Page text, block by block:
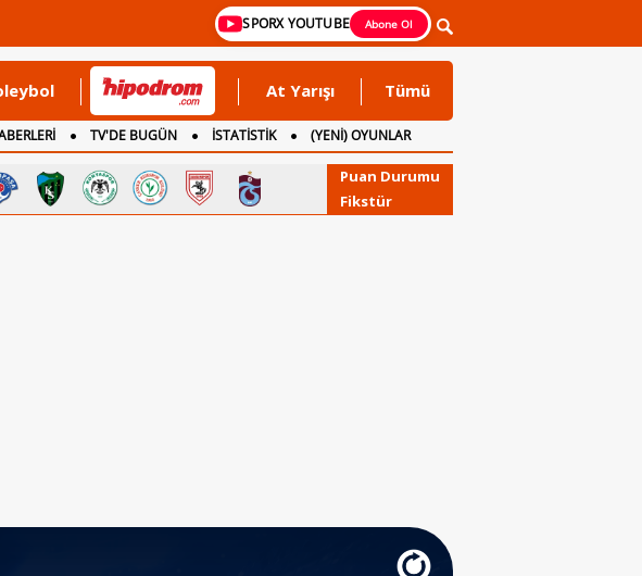
SPORX YOUTUBE Abone Ol
At Yarışı Tümü
TV'DE BUGÜN İSTATİSTİK
(YENİ) OYUNLAR
Puan Durumu
Fikstür